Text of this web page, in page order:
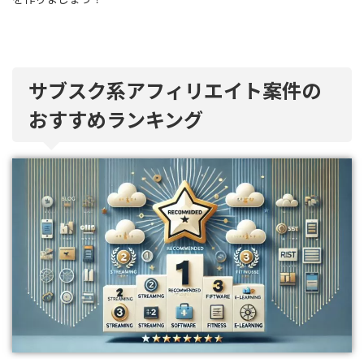
サブスク系アフィリエイト案件の
おすすめランキング